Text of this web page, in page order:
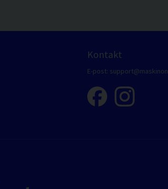
Kontakt
E-post: